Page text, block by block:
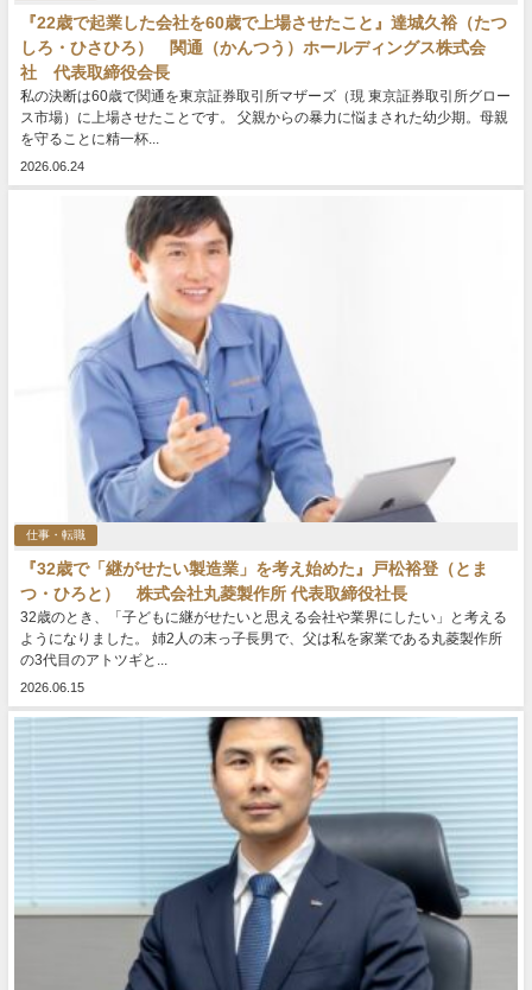
『22歳で起業した会社を60歳で上場させたこと』達城久裕（たつ
しろ・ひさひろ） 関通（かんつう）ホールディングス株式会
社 代表取締役会長
私の決断は60歳で関通を東京証券取引所マザーズ（現 東京証券取引所グロー
ス市場）に上場させたことです。 父親からの暴力に悩まされた幼少期。母親
を守ることに精一杯...
2026.06.24
仕事・転職
『32歳で「継がせたい製造業」を考え始めた』戸松裕登（とま
つ・ひろと） 株式会社丸菱製作所 代表取締役社長
32歳のとき、「子どもに継がせたいと思える会社や業界にしたい」と考える
ようになりました。 姉2人の末っ子長男で、父は私を家業である丸菱製作所
の3代目のアトツギと...
2026.06.15